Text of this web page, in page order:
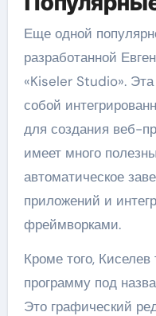
Еще одной
разработанной
«Kiseler Studio».
собой
для создания веб-
имеет много
автоматическое
приложений и
фреймворками.
Кроме того, Киселев
программу под
Это графический